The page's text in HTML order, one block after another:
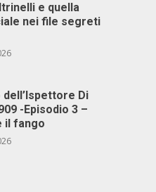
e quella
nei file segreti
dell’Ispettore Di
-Episodio 3 –
il fango